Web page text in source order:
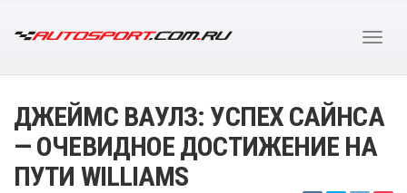
ДЖЕЙМС ВАУЛЗ: УСПЕХ САЙНСА
— ОЧЕВИДНОЕ ДОСТИЖЕНИЕ НА
ПУТИ WILLIAMS